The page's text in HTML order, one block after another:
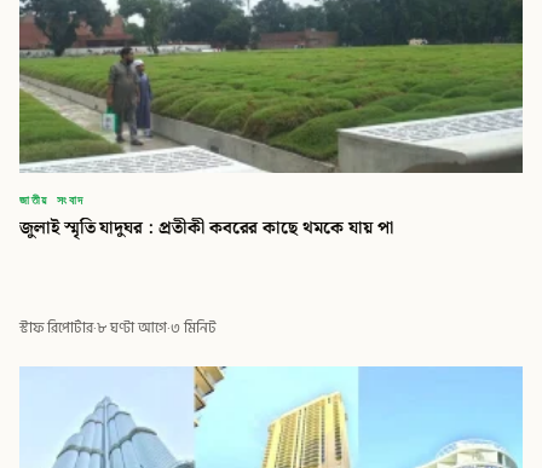
জাতীয় সংবাদ
জুলাই স্মৃতি যাদুঘর : প্রতীকী কবরের কাছে থমকে যায় পা
স্টাফ রিপোর্টার·৮ ঘণ্টা আগে·৩ মিনিট